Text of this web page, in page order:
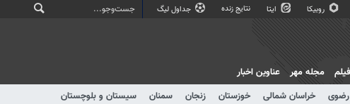
روبیکا ایتا نتایج زنده جداول لیگ
رضوی خراسان شمالی خوزستان زنجان سمنان
سیستان و بلوچستان
فیلم مجله مهر عناوین اخبار